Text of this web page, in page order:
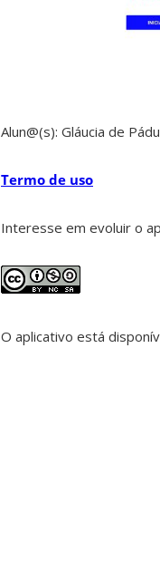
Alun@(s): Gláucia de
Termo de uso
Interesse em evoluir o
O aplicativo está